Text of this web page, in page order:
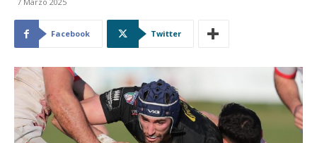
Facebook Twitter